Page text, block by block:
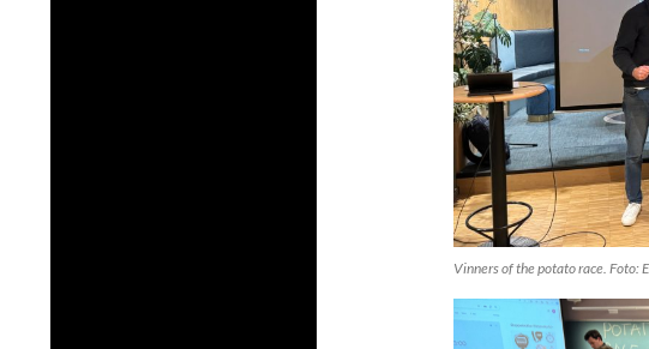
Vinners of the potato race. Foto: